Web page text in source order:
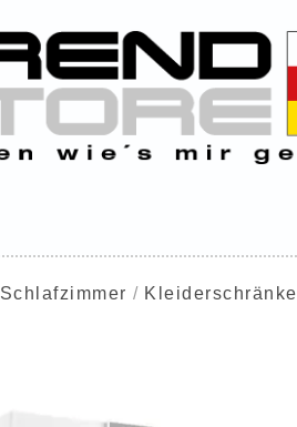
Schlafzimmer Kleiderschränke